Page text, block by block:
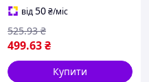
від50₴/міс
499.63₴
525.93 ₴
Купити